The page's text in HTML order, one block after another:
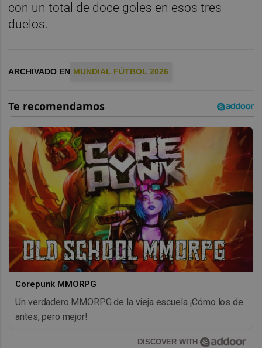
con un total de doce goles en esos tres
duelos.
ARCHIVADO EN MUNDIAL FÚTBOL 2026
Corepunk MMORPG
Un verdadero MMORPG de la vieja escuela ¡Cómo los de
antes, pero mejor!
DISCOVER WITH